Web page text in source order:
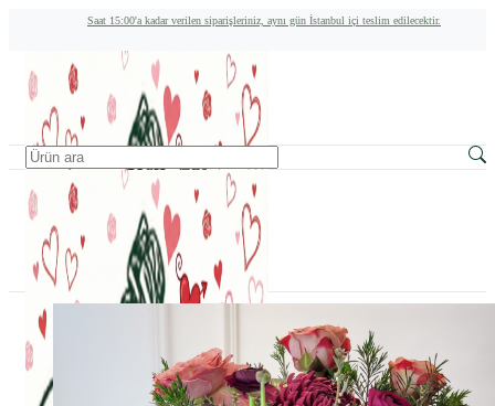
Saat 15:00'a kadar verilen siparişleriniz, aynı gün İstanbul içi teslim edilecektir.